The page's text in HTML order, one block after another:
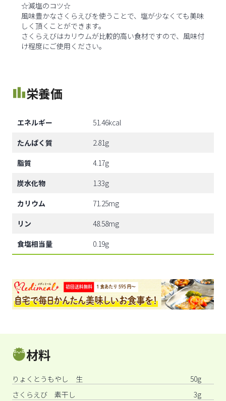
☆減塩のコツ☆
風味豊かなさくらえびを使うことで、塩が少なくても美味
しく頂くことができます。
さくらえびはカリウムが比較的高い食材ですので、風味付
け程度にご使用ください。
栄養価
エネルギー
51.46kcal
たんぱく質
2.81g
脂質
4.17g
炭水化物
1.33g
カリウム
71.25mg
リン
48.58mg
食塩相当量
0.19g
材料
りょくとうもやし 生
50g
さくらえび 素干し
3g